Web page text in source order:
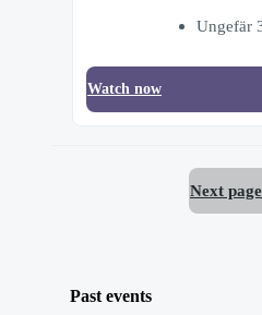
Ungefär
Watch now
Next page
Past events